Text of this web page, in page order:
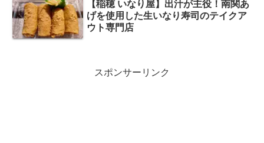
【稲穂 いなり屋】出汁が主役！南関あ
げを使用した生いなり寿司のテイクア
ウト専門店
スポンサーリンク